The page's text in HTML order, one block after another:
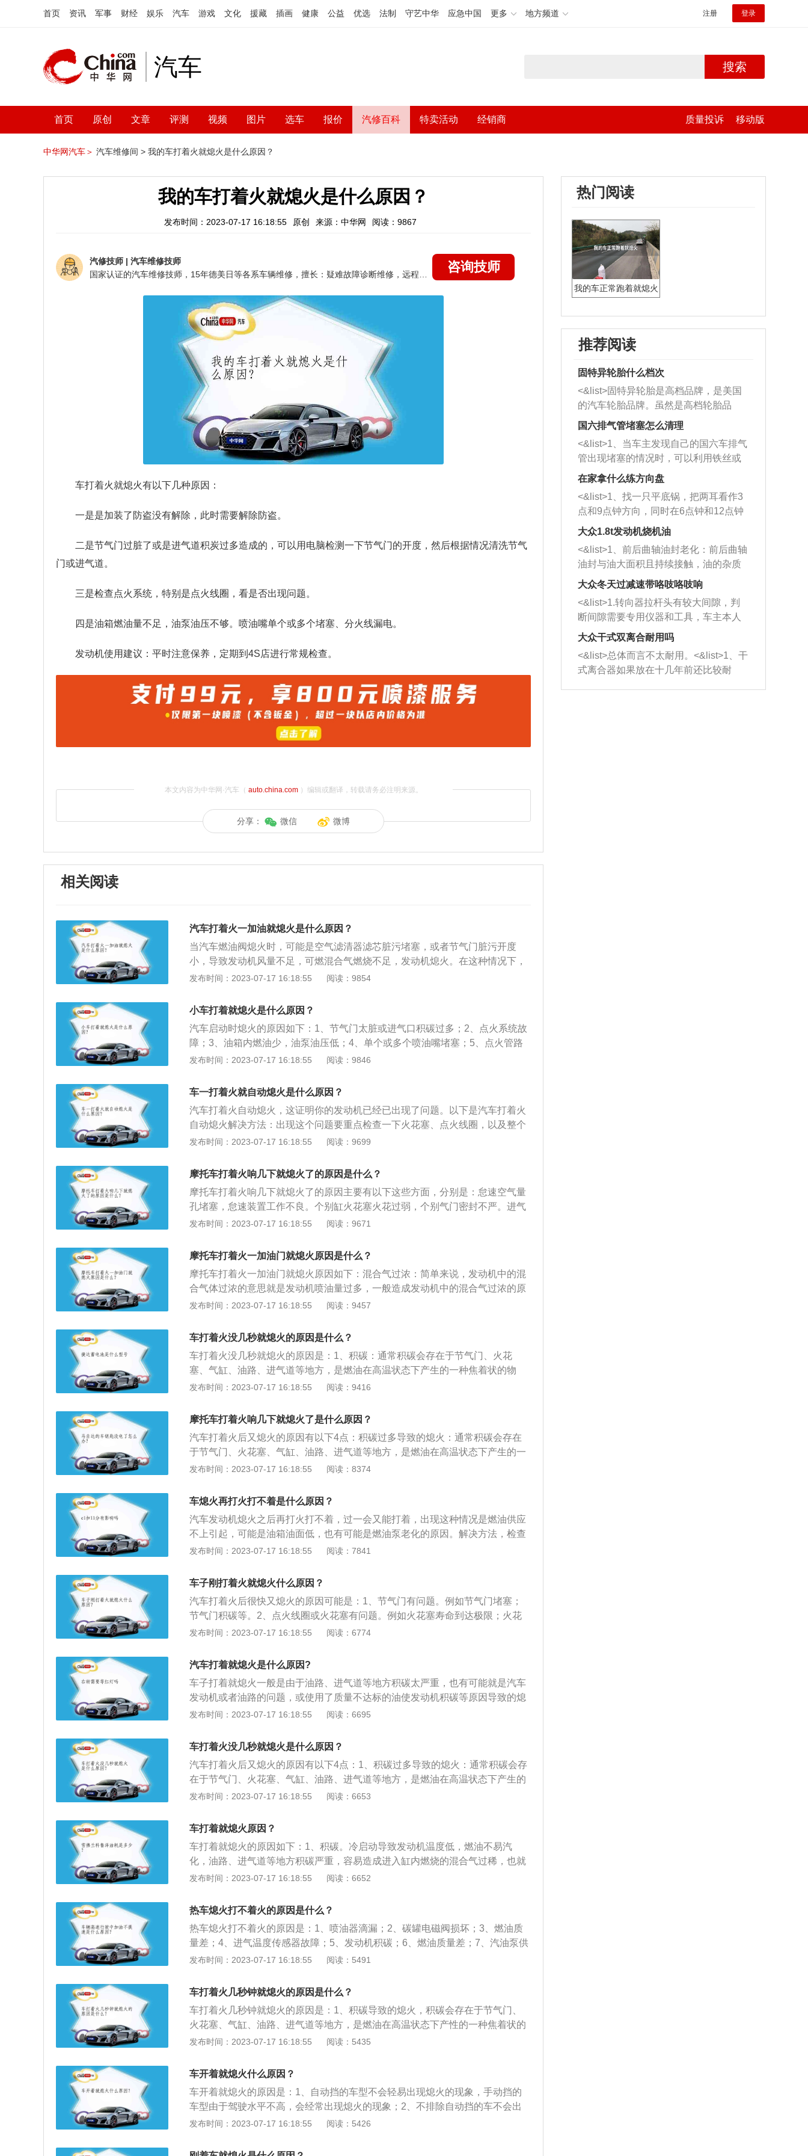
首页 资讯 军事 财经 娱乐 汽车 游戏 文化 援藏 插画 健康 公益 优选 法制 守艺中华 应急中国 更多 地方频道 注册 登录
汽车 搜索
首页 原创 文章 评测 视频 图片 选车 报价 汽修百科 特卖活动 经销商 质量投诉 移动版
中华网汽车＞ 汽车维修间 > 我的车打着火就熄火是什么原因？
我的车打着火就熄火是什么原因？
发布时间：2023-07-17 16:18:55 原创 来源：中华网 阅读：9867
汽修技师 | 汽车维修技师
咨询技师
车打着火就熄火有以下几种原因：
一是是加装了防盗没有解除，此时需要解除防盗。
二是节气门过脏了或是进气道积炭过多造成的，可以用电脑检测一下节气门的开度，然后根据情况清洗节气
门或进气道。
三是检查点火系统，特别是点火线圈，看是否出现问题。
四是油箱燃油量不足，油泵油压不够。喷油嘴单个或多个堵塞、分火线漏电。
发动机使用建议：平时注意保养，定期到4S店进行常规检查。
本文内容为中华网·汽车（ auto.china.com）编辑或翻译，转载请务必注明来源。
分享： 微信 微博
相关阅读
汽车打着火一加油就熄火是什么原因？
当汽车燃油阀熄火时，可能是空气滤清器滤芯脏污堵塞，或者节气门脏污开度
小，导致发动机风量不足，可燃混合气燃烧不足，发动机熄火。在这种情况下，
最好去4S店找专业人士解决。启动发动机前的注意事项是要避免水箱中没有冷却
要零件爆裂或变形。同样，如果突然将100°C沸水添加到冷的缸体中，也会使缸
盖和缸体开裂。正确的方法是起动发动机前，必须先添加冷却液。冷却液的选择
需要参考随附的操作、保养和保养手册中的要求。禁止向发动机添加自来水、温
水和其他生活水源。建议您选择同一型号的冷却液。
发布时间：2023-07-17 16:18:55 阅读：9854
小车打着就熄火是什么原因？
汽车启动时熄火的原因如下：1、节气门太脏或进气口积碳过多；2、点火系统故
障；3、油箱内燃油少，油泵油压低；4、单个或多个喷油嘴堵塞；5、点火管路
泄漏；6、发动机出故障了。汽车启动时熄火的解决方案是：1、清洁节气门、进
和燃油管路。汽车点火注意事项如下：1、避免长时间连续使用起动机；2、起动
后避免踩油门踏板；3、避免在怠速不稳定时立即起动。
发布时间：2023-07-17 16:18:55 阅读：9846
车一打着火就自动熄火是什么原因？
汽车打着火自动熄火，这证明你的发动机已经已出现了问题。以下是汽车打着火
自动熄火解决方法：出现这个问题要重点检查一下火花塞、点火线圈，以及整个
点火线路。当车辆在行驶中出现熄火的时候，首先踩下刹车，不要点刹，然后注
向盘虽然很重，用力就能够调节车辆方向，控制好车辆方向，踩下刹车，然后慢
慢的靠边停车，靠边停车过程中可以尝试二次启动。如果车辆可以正常启动，这
样会恢复助力，有利于控制车辆安全停车，安全停车之后再检查车辆。
发布时间：2023-07-17 16:18:55 阅读：9699
摩托车打着火响几下就熄火了的原因是什么？
摩托车打着火响几下就熄火了的原因主要有以下这些方面，分别是：怠速空气量
孔堵塞，怠速装置工作不良。个别缸火花塞火花过弱，个别气门密封不严。进气
歧管漏气，点火时间过早或过迟，怠速调整不当。以下是其他内容介绍：发动机
孔与怠速空气量孔是否堵塞，如量孔堵塞，可用汽油或丙酮清洗并用压缩空气吹
通。如量孔未堵塞，应将发动机转速稳定在一定的转速下，察听进气歧管或化油
器中、下部衬垫处是否漏气。如出现漏气现象，可用紧固螺钉或加、减垫片的方
法来排除。
发布时间：2023-07-17 16:18:55 阅读：9671
摩托车打着火一加油门就熄火原因是什么？
摩托车打着火一加油门就熄火原因如下：混合气过浓：简单来说，发动机中的混
合气体过浓的意思就是发动机喷油量过多，一般造成发动机中的混合气过浓的原
因是氧传感器失效或者进气量检测不准确。这个时候摩托车熄火，一般都是点火
过少，根据上面的情况反过来，就是针座和泡沫管掉进油池中，油针就不会随着
柱塞的升起同时被提起，因此更无法提供足够的汽油，混合气也就更加稀薄，所
以造成无法引燃混合气体。
发布时间：2023-07-17 16:18:55 阅读：9457
车打着火没几秒就熄火的原因是什么？
车打着火没几秒就熄火的原因是：1、积碳：通常积碳会存在于节气门、火花
塞、气缸、油路、进气道等地方，是燃油在高温状态下产生的一种焦着状的物
质；2、点火系统方面：常见的故障是火花塞积碳和点火电压不足，前者可以使
的问题；3、油品以及喷油嘴堵塞，这种情况也较常见，加入劣质的燃油不但会
产生更多的积碳，还可能堵塞喷油嘴，雾化效果不佳，加上劣质燃油直接影响燃
烧效果，提高了燃油的损耗，未完全燃烧形成的一氧化碳进入车内累积还可能使
人中毒。
发布时间：2023-07-17 16:18:55 阅读：9416
摩托车打着火响几下就熄火了是什么原因？
汽车打着火后又熄火的原因有以下4点：积碳过多导致的熄火：通常积碳会存在
于节气门、火花塞、气缸、油路、进气道等地方，是燃油在高温状态下产生的一
种焦着状的物质。一般的物理方法难以去除，需要专用的化清剂进行清洗。油品
嘴，雾化效果不佳，加上劣质燃油直接影响燃烧效果，提高了燃油的损耗，未完
全燃烧形成的一氧化碳进入车内累积还可能使人中毒身亡。火花塞积碳和点火电
压不足：火花塞积碳可以使用物理加化学的方式清除积碳，点火电压不足可以采
用更换火花塞的方式来解决电压不足的问题。
发布时间：2023-07-17 16:18:55 阅读：8374
车熄火再打火打不着是什么原因？
汽车发动机熄火之后再打火打不着，过一会又能打着，出现这种情况是燃油供应
不上引起，可能是油箱油面低，也有可能是燃油泵老化的原因。解决方法，检查
一下燃油是否充足，燃油泵工作是否有效，解决这个问题，就可以化解发动机打
着火，解决方法是经常跑跑高速就能减少积炭。另外，打不着火也有个小技巧，
开车点火以前，先把钥匙拧到ON开关，然后回一下，再开到STRAT开关点火，
让电脑运转计算一下水温以及适合的进气量，打火就会比较顺畅。
发布时间：2023-07-17 16:18:55 阅读：7841
车子刚打着火就熄火什么原因？
汽车打着火后很快又熄火的原因可能是：1、节气门有问题。例如节气门堵塞；
节气门积碳等。2、点火线圈或火花塞有问题。例如火花塞寿命到达极限；火花
塞间隙过大等等。3、喷油嘴有问题，例如喷油嘴堵塞；燃油系统、点火系统、
不好打火的原因还有以下几点：1、电瓶问题。如果是这方面原因，车主可以通
过按喇叭是否响来判断，喇叭声音明显比平时变弱，或者不响，那么可以判断为
电瓶电量不足。2、油气混合比调配不准，在开环和闭环控制中都存在。如果汽
车电脑判断失误，其通过执行机构对油气混合、点火时间的控制出现误差，从而
减小了车子的动力输出，出现抖动现象，也会导致车子不好着火。3、点火系统
油器滴漏。喷油器喷油是正常，不过滴漏就属于额外供油，所以喷油器滴漏越严
重混合气就越浓，从而导致热车不好启动。5、发动机积碳。积碳对汽油有较强
的吸附作用，如果进气门、节气门、活塞等积碳较多，容易吸附一些燃油，导致
车熄火一段时间后，发动机舱的温度很高，如果燃油本身就很容易挥发，就容易
造成喷油嘴喷出的油蒸汽过稀，从而导致难以启动。
发布时间：2023-07-17 16:18:55 阅读：6774
汽车打着就熄火是什么原因?
车子打着就熄火一般是由于油路、进气道等地方积碳太严重，也有可能就是汽车
发动机或者油路的问题，或使用了质量不达标的油使发动机积碳等原因导致的熄
火。下面是具体原因：1、积碳：冷启动导致发动机温度低，燃油也不易挥发不
汽，这样就容易造成进入缸内燃烧的混合气过稀，也就或造成怠速不稳、打火后
立马熄火等现象。2、油气方面：燃油泵有故障，会突然卡住或者其他故障导致
燃油泵缺转或停转，造成供油不足，引起熄火；或燃油系统压力过低，如油泵压
力低、管路漏油、供电电流小、油压调节器损坏等造成供油不足；再者就是喷油
嘴堵塞或泄露，造成雾化不良，从而供油不足，引起熄火。3、点火方面：比如
面：在发动机一切正常的情况下，启动机或蓄电池有故障都会使发动机难以启
动，甚至不能启动。比如蓄电池存在断格、启动继电器发卡、蓄电池接近报废。
5、发动机控制方面：曲轴位置传感器故障：曲轴位置传感器失效退出，控制单
时，就会出现喷油器不工作的现象。
发布时间：2023-07-17 16:18:55 阅读：6695
车打着火没几秒就熄火是什么原因？
汽车打着火后又熄火的原因有以下4点：1、积碳过多导致的熄火：通常积碳会存
在于节气门、火花塞、气缸、油路、进气道等地方，是燃油在高温状态下产生的
一种焦着状的物质。一般的物理方法难以去除，需要专用的化清剂进行清洗。
堵塞喷油嘴，雾化效果不佳，加上劣质燃油直接影响燃烧效果，提高了燃油的损
耗，未完全燃烧形成的一氧化碳进入车内累积还可能使人中毒身亡。3、火花塞
积碳和点火电压不足：火花塞积碳可以使用物理加化学的方式清除积碳，点火电
压不足可以采用更换火花塞的方式来解决电压不足的问题。4、电瓶电量亏损严
重：如果电瓶电量亏损严重，就会使发动机难以启动，甚至不能启动，一般电瓶
发布时间：2023-07-17 16:18:55 阅读：6653
车打着就熄火原因？
车打着就熄火的原因如下：1、积碳。冷启动导致发动机温度低，燃油不易汽
化，油路、进气道等地方积碳严重，容易造成进入缸内燃烧的混合气过稀，也就
或造成怠速不稳、打火后立马熄火等现象。2、油气方面。燃油系统压力过低、
造成雾化不良，从而供油不足，引起熄火。3、点火方面。比如点火线圈、缸
线、火花塞存在问题，导致点火量能不足，引发熄火。4、供电方面。启动机或
蓄电池有故障，使发动机难以启动，甚至不能启动。
发布时间：2023-07-17 16:18:55 阅读：6652
热车熄火打不着火的原因是什么？
热车熄火打不着火的原因是：1、喷油器滴漏；2、碳罐电磁阀损坏；3、燃油质
量差；4、进气温度传感器故障；5、发动机积碳；6、燃油质量差；7、汽油泵供
油压力不足；8、曲轴位置传感器损坏；9、发动机主继电器故障。热车熄火打不
身阻值；3、更换火花塞或调节点火电压；4、需前往修理店刷新节气门数据，调
节中控。
发布时间：2023-07-17 16:18:55 阅读：5491
车打着火几秒钟就熄火的原因是什么？
车打着火几秒钟就熄火的原因是：1、积碳导致的熄火，积碳会存在于节气门、
火花塞、气缸、油路、进气道等地方，是燃油在高温状态下产性的一种焦着状的
物质，物理方法难以去除，需要化清剂进行清洗；2、油品以及喷油嘴堵塞，加
面，火花塞积碳和点火电压不足；4、供电问题，蓄电池电量亏损严重，使发动
发布时间：2023-07-17 16:18:55 阅读：5435
车开着就熄火什么原因？
车开着就熄火的原因是：1、自动挡的车型不会轻易出现熄火的现象，手动挡的
车型由于驾驶水平不高，会经常出现熄火的现象；2、不排除自动挡的车不会出
现熄火的现象，主要原因是使用了劣质的燃油导致发动机积碳而熄火；3、对于
就是汽车发动机或者油路的问题，但是对于新车来说，发动机本身的问题可能性
发布时间：2023-07-17 16:18:55 阅读：5426
热门阅读
我的车正常跑着就熄火
推荐阅读
固特异轮胎什么档次
<&list>固特异轮胎是高档品牌，是美国
的汽车轮胎品牌。虽然是高档轮胎品
牌，但是中高低端的轮胎都有生产，这
也是为了更好的开拓市场。
国六排气管堵塞怎么清理
<&list>1、当车主发现自己的国六车排气
管出现堵塞的情况时，可以利用铁丝或
者是细棍，直接将杂物给取出来，如果
堵塞情况比较严重，也可以采取应急措
施。 <&list>2、直接利用木棍将所有的
杂物推到排气管里面的位置处，然后将
三元催化器拆解开，就可以将堵塞的东
西取出来。但如果是因为积碳过多引起
的堵塞，就需要将三元催化器泡在草酸
洗剂对堵塞的情况得到解决，将清洗剂
放在燃油箱中，与燃油混合后，车辆启
动时，就可以和汽油一起进入到燃烧
室，最后形成废气排出，就可以让三元
催化器得到清洗，排气管堵塞的情况就
能够得到解决。
在家拿什么练方向盘
<&list>1、找一只平底锅，把两耳看作3
点和9点钟方向，同时在6点钟和12点钟
方向做一个标记。 <&list>2、双手握住
一圈半的练习，往右同样也要打相同的
圈数。 <&list>3、最后强调要反复练
习，这样就可以形成肌肉记忆，在真实
驾驶车辆时，不需要记忆也能打好方
向。
大众1.8t发动机烧机油
<&list>1、前后曲轴油封老化：前后曲轴
油封与油大面积且持续接触，油的杂质
和发动机内持续温度变化使其密封效果
逐渐减弱，导致渗油或漏油。<&list>2、
活塞间隙过大：积碳会使活塞环与缸体
的间隙扩大，导致机油流入燃烧室中，
造成烧机油。<&list>3、机油粘度。使用
机油粘度过小的话，同样会有烧机油现
象，机油粘度过小具有很好的流动性，
大众冬天过减速带咯吱咯吱响
<&list>1.转向器拉杆头有较大间隙，判
断间隙需要专用仪器和工具，车主本人
无法制作，需要将车辆送到修理厂或4s
店；<&list>2.车辆半轴套管防尘罩破
裂，破裂后会出现漏油现象，使半轴磨
损严重，磨损的半轴容易损坏，产生异
响；<&list>3.稳定器的转向胶套和球头
大众干式双离合耐用吗
<&list>总体而言不太耐用。<&list>1、干
式离合器如果放在十几年前还比较耐